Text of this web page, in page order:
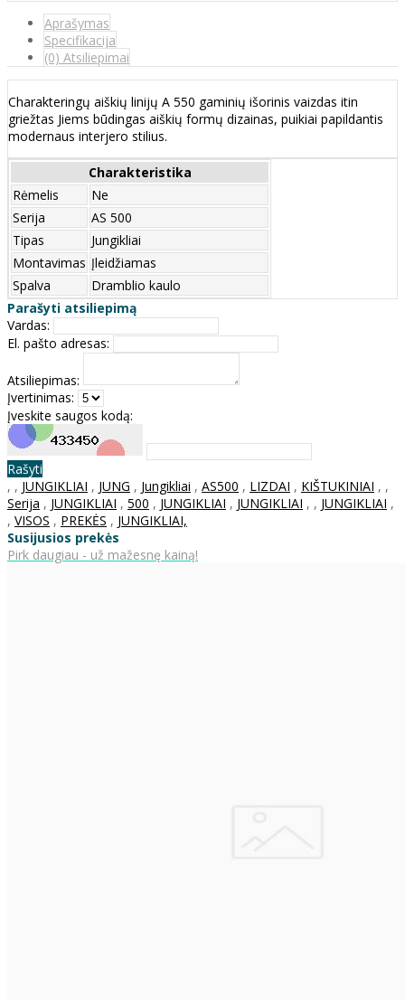
Aprašymas
Specifikacija
(0) Atsiliepimai
Charakteringų aiškių linijų A 550 gaminių išorinis vaizdas itin
griežtas Jiems būdingas aiškių formų dizainas, puikiai papildantis
modernaus interjero stilius.
Charakteristika
Rėmelis
Ne
Serija
AS 500
Tipas
Jungikliai
Montavimas Įleidžiamas
Spalva
Dramblio kaulo
Parašyti atsiliepimą
Vardas:
El. pašto adresas:
Atsiliepimas:
Įvertinimas:
Įveskite saugos kodą:
Rašyti
, , JUNGIKLIAI , JUNG , Jungikliai , AS500 , LIZDAI , KIŠTUKINIAI , ,
Serija , JUNGIKLIAI , 500 , JUNGIKLIAI , JUNGIKLIAI , , JUNGIKLIAI ,
, VISOS , PREKĖS , JUNGIKLIAI,
Susijusios prekės
Pirk daugiau - už mažesnę kainą!